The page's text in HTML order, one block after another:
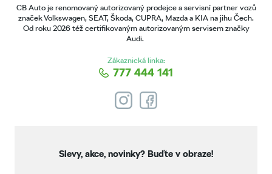
CB Auto je renomovaný autorizovaný prodejce a servisní partner vozů
značek Volkswagen, SEAT, Škoda, CUPRA, Mazda a KIA na jihu Čech.
Od roku 2026 též certifikovaným autorizovaným servisem značky
Audi.
Zákaznická linka:
777 444 141
Slevy, akce, novinky? Buďte v obraze!